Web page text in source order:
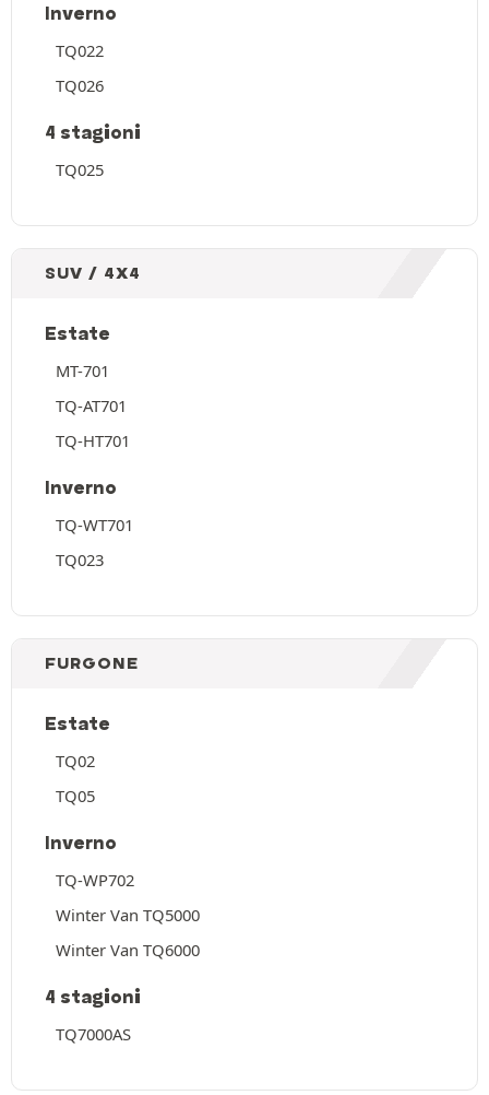
Inverno
TQ022
TQ026
4 stagioni
TQ025
SUV / 4X4
Estate
MT-701
TQ-AT701
TQ-HT701
Inverno
TQ-WT701
TQ023
FURGONE
Estate
TQ02
TQ05
Inverno
TQ-WP702
Winter Van TQ5000
Winter Van TQ6000
4 stagioni
TQ7000AS